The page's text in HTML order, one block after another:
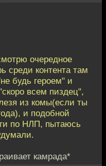
очередное
среди контента там
будь героем" и
всем пиздец",
из комы(если ты
и подобной
по НЛП, пытаюсь
камрада*